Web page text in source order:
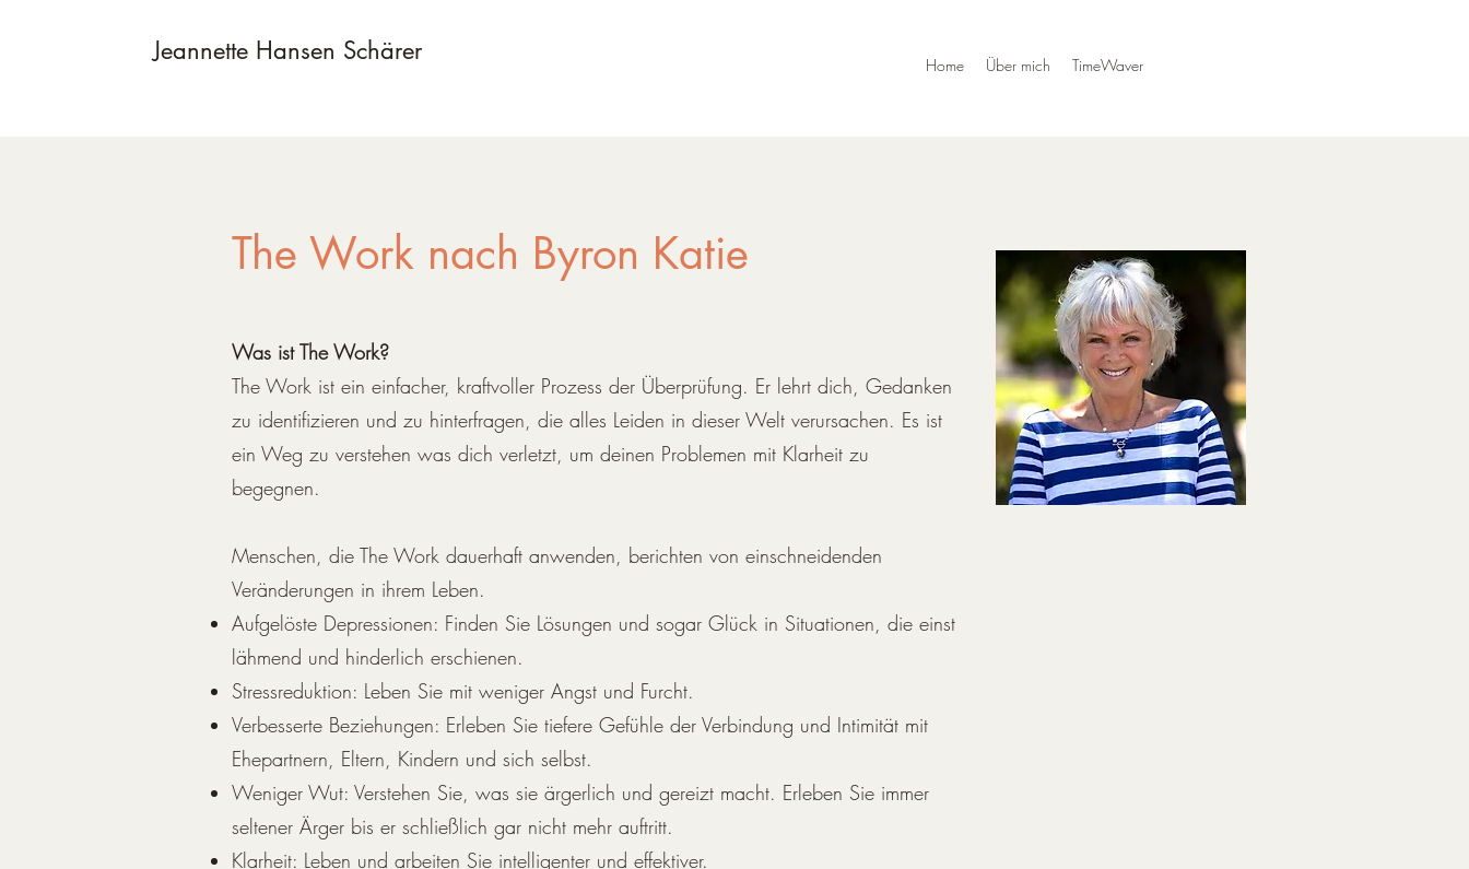
Jeannette Hansen Schärer Home Über mich TimeWaver
The Work nach Byron Katie
Was ist The Work?
The Work ist ein einfacher, kraftvoller Prozess der Überprüfung. Er lehrt dich, Gedanken
zu identifizieren und zu hinterfragen, die alles Leiden in dieser Welt verursachen. Es ist
ein Weg zu verstehen was dich verletzt, um deinen Problemen mit Klarheit zu
begegnen.
Menschen, die The Work dauerhaft anwenden, berichten von einschneidenden
Veränderungen in ihrem Leben.
Aufgelöste Depressionen: Finden Sie Lösungen und sogar Glück in Situationen, die einst
lähmend und hinderlich erschienen.
Stressreduktion: Leben Sie mit weniger Angst und Furcht.
Verbesserte Beziehungen: Erleben Sie tiefere Gefühle der Verbindung und Intimität mit
Ehepartnern, Eltern, Kindern und sich selbst.
Weniger Wut: Verstehen Sie, was sie ärgerlich und gereizt macht. Erleben Sie immer
seltener Ärger bis er schließlich gar nicht mehr auftritt.
Klarheit: Leben und arbeiten Sie intelligenter und effektiver.